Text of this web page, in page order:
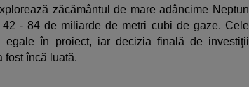
zăcământul de mare adâncime Neptun
- 84 de miliarde de metri cubi de gaze. Cele
egale în proiect, iar decizia finală de investiţii
fost încă luată.